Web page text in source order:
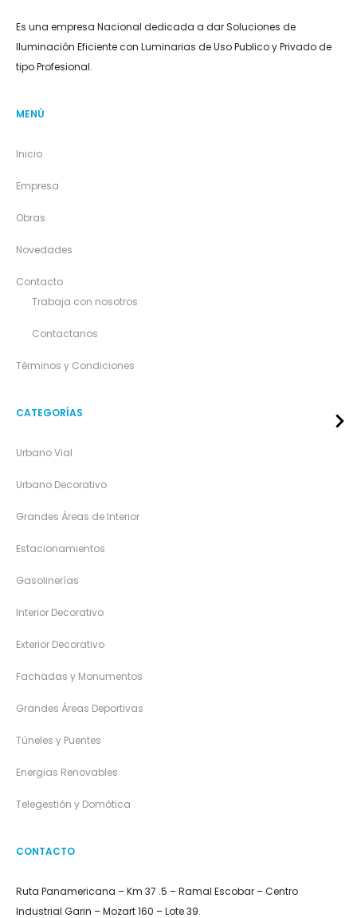
Es una empresa Nacional dedicada a dar Soluciones de
Iluminación Eficiente con Luminarias de Uso Publico y Privado de
tipo Profesional.
MENÚ
Inicio
Empresa
Obras
Novedades
Contacto
Trabaja con nosotros
Contactanos
Términos y Condiciones
CATEGORÍAS
Urbano Vial
Urbano Decorativo
Grandes Áreas de Interior
Estacionamientos
Gasolinerías
Interior Decorativo
Exterior Decorativo
Fachadas y Monumentos
Grandes Áreas Deportivas
Túneles y Puentes
Energias Renovables
Telegestión y Domótica
CONTACTO
Ruta Panamericana – Km 37 .5 – Ramal Escobar – Centro
Industrial Garin – Mozart 160 – Lote 39.